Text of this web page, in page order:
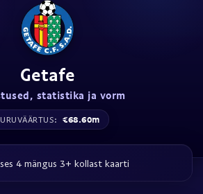
Getafe
statistika ja vorm
€68.60m
4 mängus 3+ kollast kaarti